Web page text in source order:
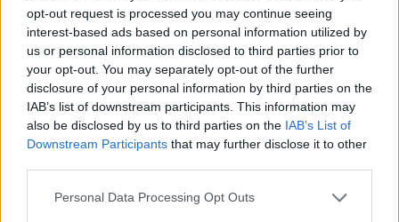
opt-out request is processed you may continue seeing
interest-based ads based on personal information utilized by
us or personal information disclosed to third parties prior to
your opt-out. You may separately opt-out of the further
disclosure of your personal information by third parties on the
IAB’s list of downstream participants. This information may
also be disclosed by us to third parties on the IAB’s List of
Downstream Participants that may further disclose it to other
Please note that this website/app uses one or more Google
Personal Data Processing Opt Outs
Αιγόκερως
Οι εμπειρίες του παρελθόντος μπορούν να σου
διδάξουν πολλά, αρκεί να μην επιτρέψεις στις παλιές
απογοητεύσεις να επηρεάσουν το παρόν. Η Σελήνη
στον Κριό φέρνει στην επιφάνεια συναισθηματικές
ανασφάλειες, όμως με τη μετάβασή της στον Ταύρο
ανακτάς την αυτοπεποίθησή σου και εκφράζεις πιο